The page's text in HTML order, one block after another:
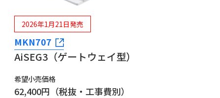
2026年1月21日発売
MKN707
AiSEG3（ゲートウェイ型）
希望小売価格
62,400円（税抜・工事費別）